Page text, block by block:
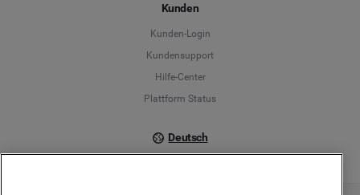
Kunden
Kunden-Login
Kundensupport
Hilfe-Center
Plattform Status
Deutsch